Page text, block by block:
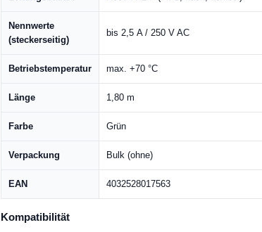
Nennwerte
(steckerseitig)
bis 2,5 A / 250 V AC
Betriebstemperatur max. +70 °C
Länge 1,80 m
Farbe Grün
Verpackung Bulk (ohne)
EAN 4032528017563
Kompatibilität